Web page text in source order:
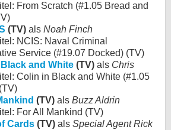
From Scratch (#1.05 Bread and
(TV) als Noah Finch
NCIS: Naval Criminal
Service (#19.07 Docked) (TV)
and White (TV) als Chris
Colin in Black and White (#1.05
(TV) als Buzz Aldrin
For All Mankind (TV)
Cards (TV) als Special Agent Rick